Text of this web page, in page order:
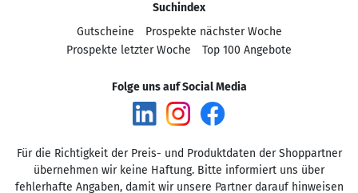
Suchindex
Gutscheine
Prospekte nächster Woche
Prospekte letzter Woche
Top 100 Angebote
Folge uns auf Social Media
Für die Richtigkeit der Preis- und Produktdaten der Shoppartner
übernehmen wir keine Haftung. Bitte informiert uns über
fehlerhafte Angaben, damit wir unsere Partner darauf hinweisen